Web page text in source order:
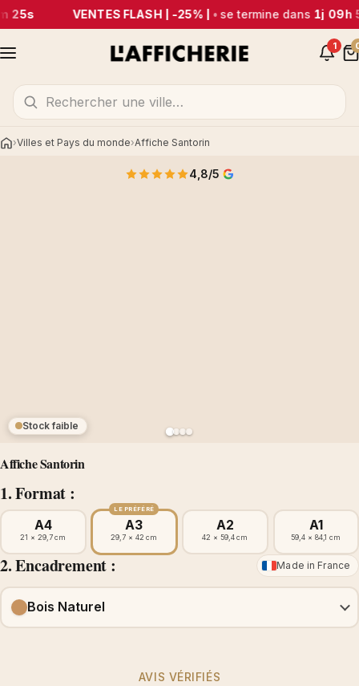
25s VENTES FLASH | -25% | •se termine dans1j 09h
1
AccueilVilles et Pays du monde Affiche Santorin
Affiche Santorin
1. Format :
Stock faible
4,8/5
A4
21 × 29,7 cm
LE PRÉFÉRÉ
A3
29,7 × 42 cm
A2
42 × 59,4 cm
A1
59,4 × 84,1 cm
2. Encadrement : Made in France
Bois Naturel
AVIS VÉRIFIÉS